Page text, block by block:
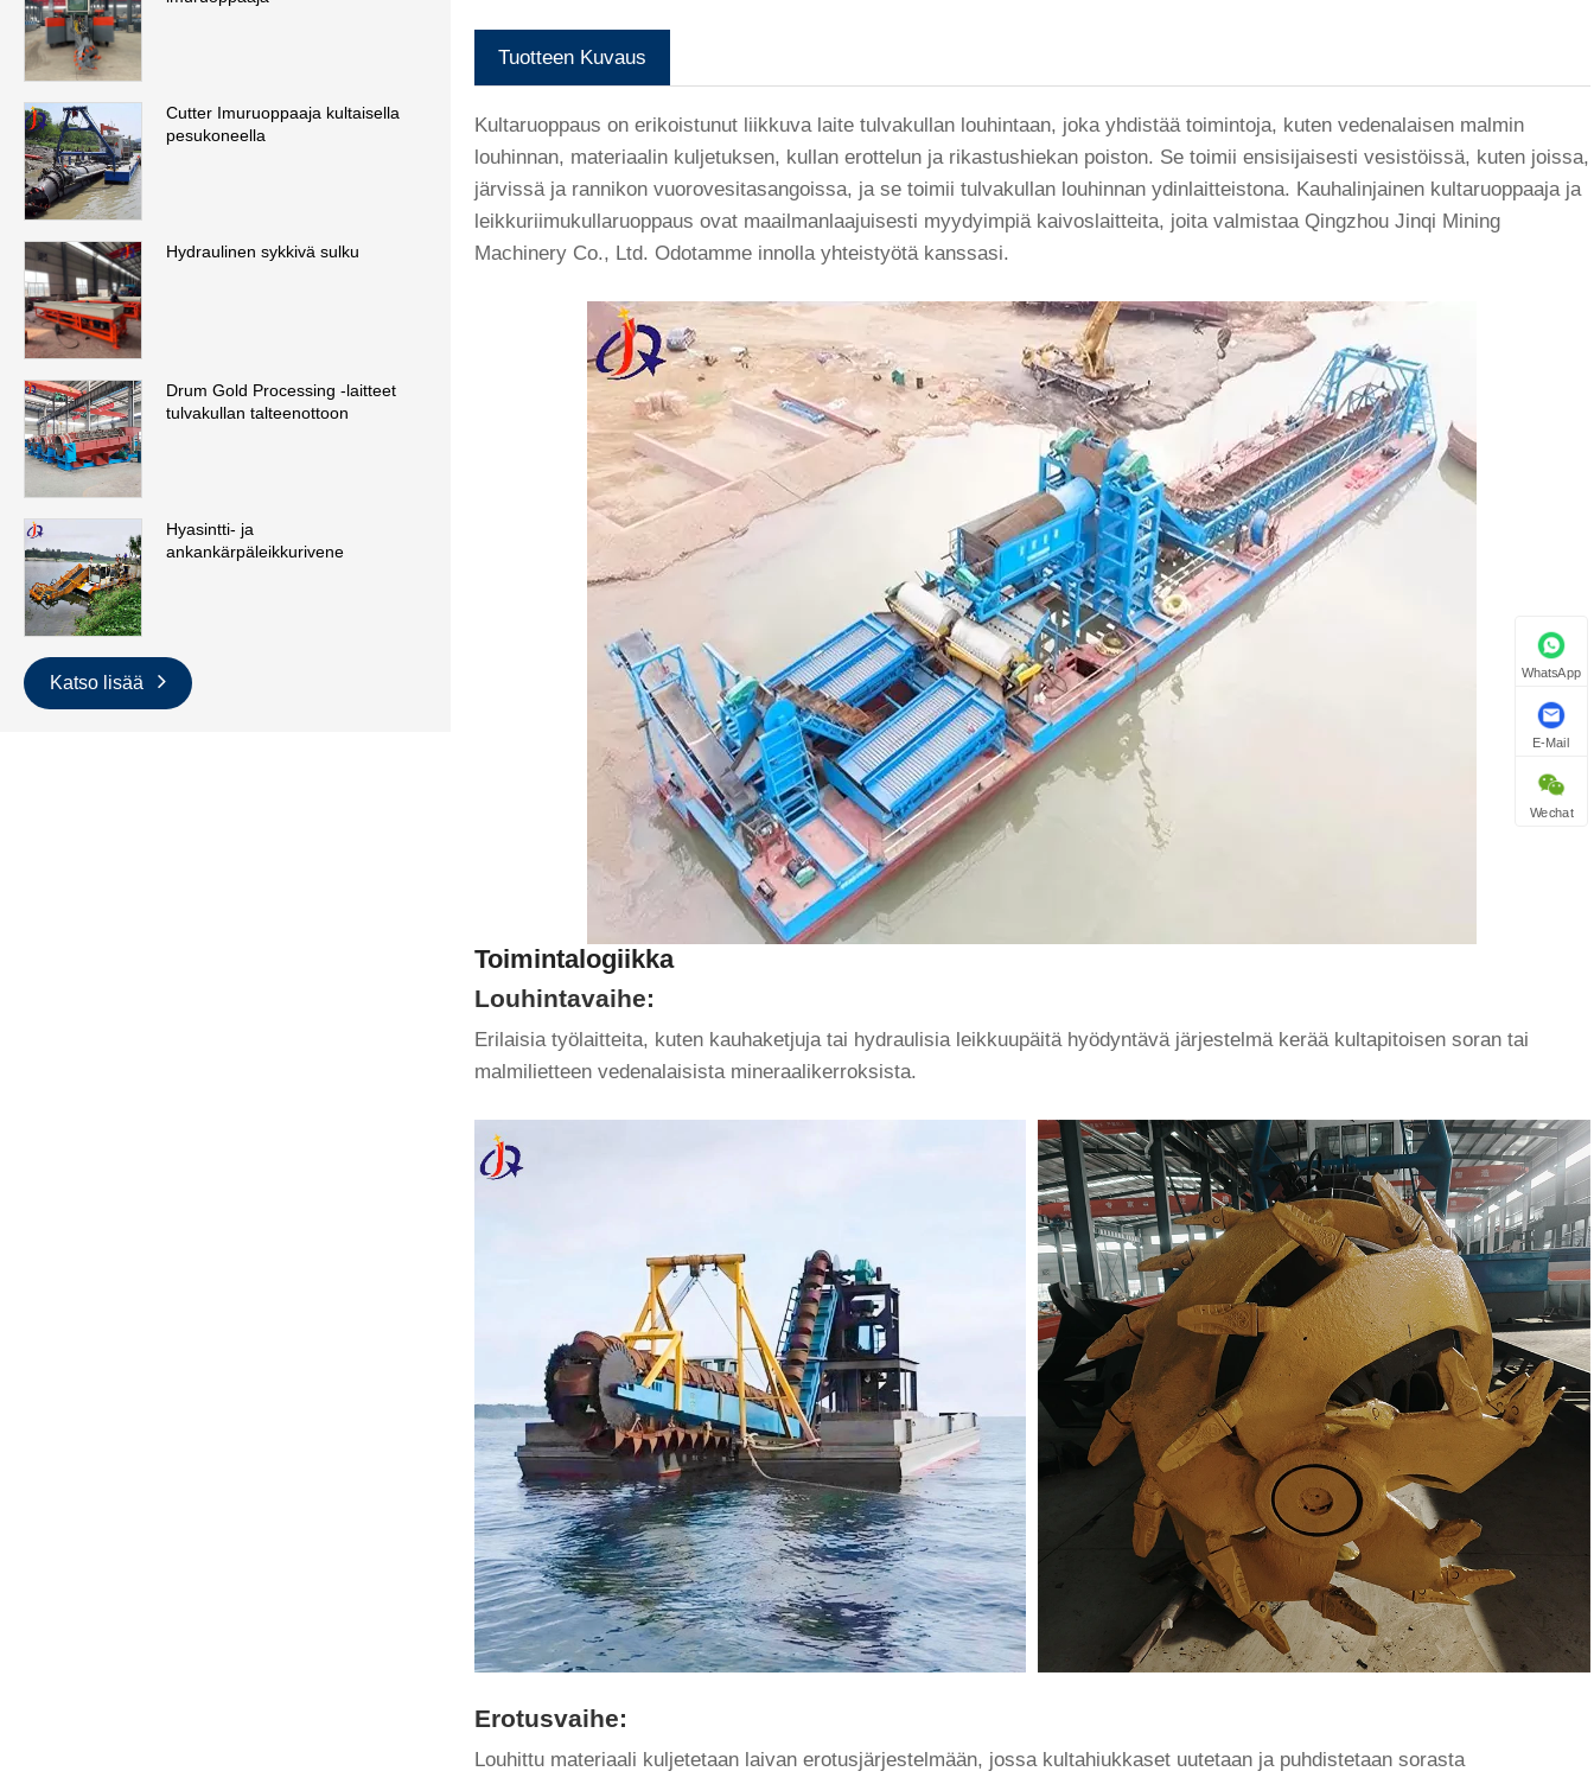
Cutter Imuruoppaaja kultaisella
pesukoneella
Hydraulinen sykkivä sulku
Drum Gold Processing -laitteet
tulvakullan talteenottoon
Hyasintti- ja
ankankärpäleikkurivene
Katso lisää
Tuotteen Kuvaus
Kultaruoppaus on erikoistunut liikkuva laite tulvakullan louhintaan, joka yhdistää toimintoja, kuten vedenalaisen malmin
louhinnan, materiaalin kuljetuksen, kullan erottelun ja rikastushiekan poiston. Se toimii ensisijaisesti vesistöissä, kuten joissa,
järvissä ja rannikon vuorovesitasangoissa, ja se toimii tulvakullan louhinnan ydinlaitteistona. Kauhalinjainen kultaruoppaaja ja
leikkuriimukullaruoppaus ovat maailmanlaajuisesti myydyimpiä kaivoslaitteita, joita valmistaa Qingzhou Jinqi Mining
Machinery Co., Ltd. Odotamme innolla yhteistyötä kanssasi.
Toimintalogiikka
Louhintavaihe:
Erilaisia ​​työlaitteita, kuten kauhaketjuja tai hydraulisia leikkuupäitä hyödyntävä järjestelmä kerää kultapitoisen soran tai
malmilietteen vedenalaisista mineraalikerroksista.
Erotusvaihe:
Louhittu materiaali kuljetetaan laivan erotusjärjestelmään, jossa kultahiukkaset uutetaan ja puhdistetaan sorasta
WhatsApp
E-Mail
Wechat